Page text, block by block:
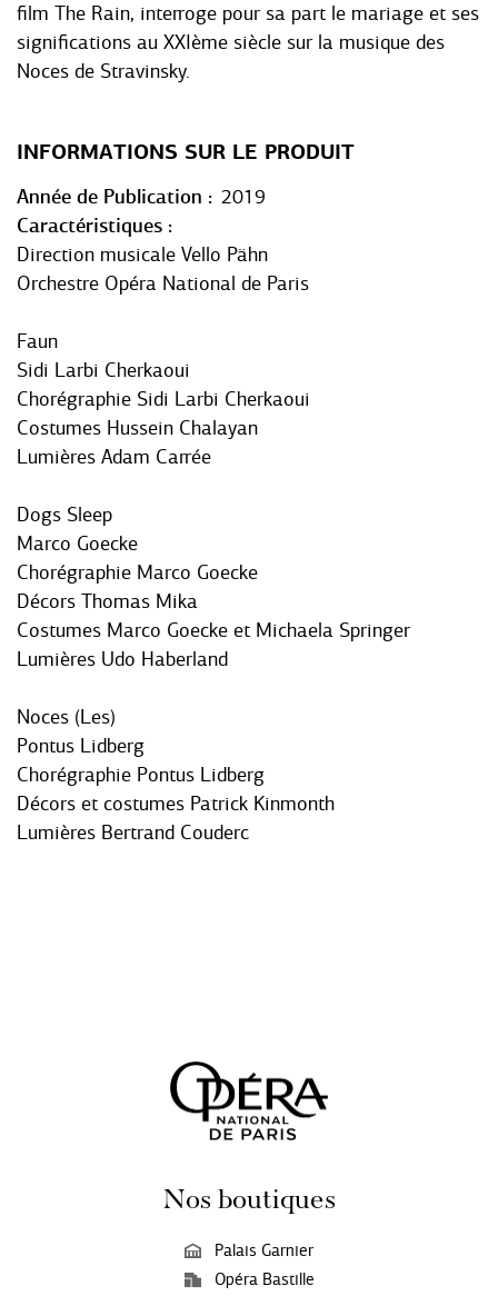
film The Rain, interroge pour sa part le mariage et ses
significations au XXIème siècle sur la musique des
Noces de Stravinsky.
INFORMATIONS SUR LE PRODUIT
Année de Publication
2019
Caractéristiques
Direction musicale Vello Pähn
Orchestre Opéra National de Paris
Faun
Sidi Larbi Cherkaoui
Chorégraphie Sidi Larbi Cherkaoui
Costumes Hussein Chalayan
Lumières Adam Carrée
Dogs Sleep
Marco Goecke
Chorégraphie Marco Goecke
Décors Thomas Mika
Costumes Marco Goecke et Michaela Springer
Lumières Udo Haberland
Noces (Les)
Pontus Lidberg
Chorégraphie Pontus Lidberg
Décors et costumes Patrick Kinmonth
Lumières Bertrand Couderc
Nos boutiques
Palais Garnier
Opéra Bastille